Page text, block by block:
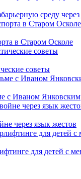
среду
в Старом Осколе
советы
с Иваном Янковским
через язык жестов
для детей с